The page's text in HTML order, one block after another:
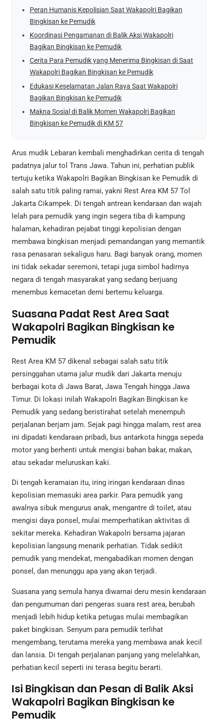
Peran Humanis Kepolisian Saat Wakapolri Bagikan
Bingkisan ke Pemudik
Koordinasi Pengamanan di Balik Aksi Wakapolri
Bagikan Bingkisan ke Pemudik
Cerita Para Pemudik yang Menerima Bingkisan di Saat
Wakapolri Bagikan Bingkisan ke Pemudik
Edukasi Keselamatan Jalan Raya Saat Wakapolri
Bagikan Bingkisan ke Pemudik
Makna Sosial di Balik Momen Wakapolri Bagikan
Bingkisan ke Pemudik di KM 57
Arus mudik Lebaran kembali menghadirkan cerita di tengah
padatnya jalur tol Trans Jawa. Tahun ini, perhatian publik
tertuju ketika Wakapolri Bagikan Bingkisan ke Pemudik di
salah satu titik paling ramai, yakni Rest Area KM 57 Tol
Jakarta Cikampek. Di tengah antrean kendaraan dan wajah
lelah para pemudik yang ingin segera tiba di kampung
halaman, kehadiran pejabat tinggi kepolisian dengan
membawa bingkisan menjadi pemandangan yang memantik
rasa penasaran sekaligus haru. Bagi banyak orang, momen
ini tidak sekadar seremoni, tetapi juga simbol hadirnya
negara di tengah masyarakat yang sedang berjuang
menembus kemacetan demi bertemu keluarga.
Suasana Padat Rest Area Saat
Wakapolri Bagikan Bingkisan ke
Pemudik
Rest Area KM 57 dikenal sebagai salah satu titik
persinggahan utama jalur mudik dari Jakarta menuju
berbagai kota di Jawa Barat, Jawa Tengah hingga Jawa
Timur. Di lokasi inilah Wakapolri Bagikan Bingkisan ke
Pemudik yang sedang beristirahat setelah menempuh
perjalanan berjam jam. Sejak pagi hingga malam, rest area
ini dipadati kendaraan pribadi, bus antarkota hingga sepeda
motor yang berhenti untuk mengisi bahan bakar, makan,
atau sekadar meluruskan kaki.
Di tengah keramaian itu, iring iringan kendaraan dinas
kepolisian memasuki area parkir. Para pemudik yang
awalnya sibuk mengurus anak, mengantre di toilet, atau
mengisi daya ponsel, mulai memperhatikan aktivitas di
sekitar mereka. Kehadiran Wakapolri bersama jajaran
kepolisian langsung menarik perhatian. Tidak sedikit
pemudik yang mendekat, mengabadikan momen dengan
ponsel, dan menunggu apa yang akan terjadi.
Suasana yang semula hanya diwarnai deru mesin kendaraan
dan pengumuman dari pengeras suara rest area, berubah
menjadi lebih hidup ketika petugas mulai membagikan
paket bingkisan. Senyum para pemudik terlihat
mengembang, terutama mereka yang membawa anak kecil
dan lansia. Di tengah perjalanan panjang yang melelahkan,
perhatian kecil seperti ini terasa begitu berarti.
Isi Bingkisan dan Pesan di Balik Aksi
Wakapolri Bagikan Bingkisan ke
Pemudik